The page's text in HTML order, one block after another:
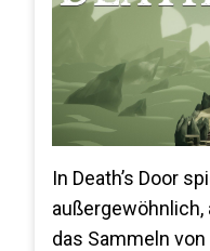
In Death’s Door
das Sammeln